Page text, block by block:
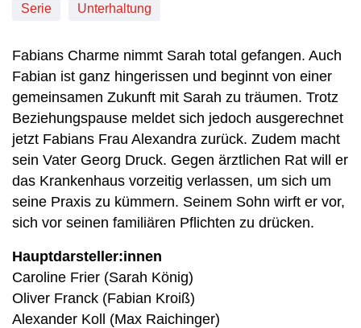
Serie Unterhaltung
Fabians Charme nimmt Sarah total gefangen. Auch
Fabian ist ganz hingerissen und beginnt von einer
gemeinsamen Zukunft mit Sarah zu träumen. Trotz
Beziehungspause meldet sich jedoch ausgerechnet
jetzt Fabians Frau Alexandra zurück. Zudem macht
sein Vater Georg Druck. Gegen ärztlichen Rat will er
das Krankenhaus vorzeitig verlassen, um sich um
seine Praxis zu kümmern. Seinem Sohn wirft er vor,
sich vor seinen familiären Pflichten zu drücken.
Hauptdarsteller:innen
Caroline Frier (Sarah König)
Oliver Franck (Fabian Kroiß)
Alexander Koll (Max Raichinger)